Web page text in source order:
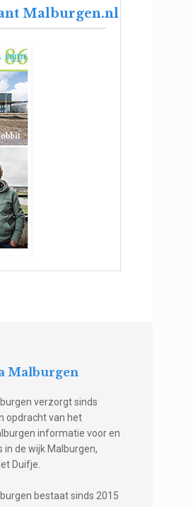
Malburgen.nl
Malburgen
verzorgt sinds
opdracht van het
informatie voor en
in de wijk Malburgen,
Duifje.
bestaat sinds 2015